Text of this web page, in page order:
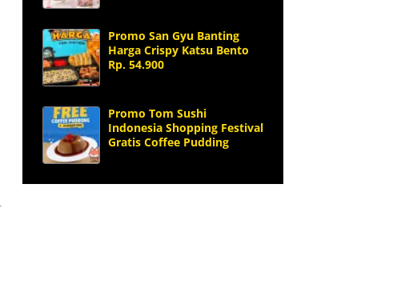
Promo San Gyu Banting
Harga Crispy Katsu Bento
Rp. 54.900
Promo Tom Sushi
Indonesia Shopping Festival
Gratis Coffee Pudding